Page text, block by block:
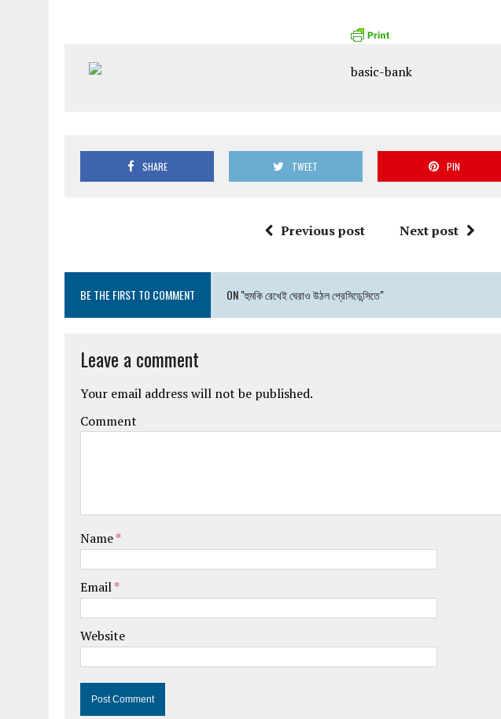
SHARE TWEET PIN
Previous post Next post
BE THE FIRST TO COMMENT ON "হুমকি রেখেই ঘেরাও উঠল প্রেসিডেন্সিতে"
Leave a comment
Your email address will not be published.
Comment
Name*
Email*
Website